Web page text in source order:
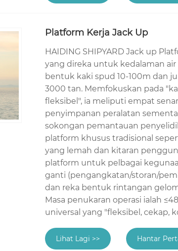
Platform Kerja Jack Up
HAIDING SHIPYARD Jack up
yang direka untuk kedalaman
bentuk kaki spud 10-100m dan
3000 tan. Memfokuskan pada
fleksibel", ia meliputi empat
penyimpanan peralatan
sokongan pemantauan
platform khusus tradisional
yang lemah dan kitaran
platform untuk pelbagai
ganti (pengangkatan/storan/
dan reka bentuk rintangan
Masa penukaran operasi ialah
universal yang "fleksibel, cekap,
Lihat Lagi >> Hantar